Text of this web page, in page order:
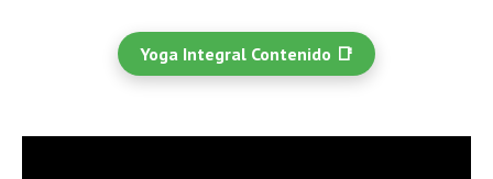
Yoga Integral Contenido 📑